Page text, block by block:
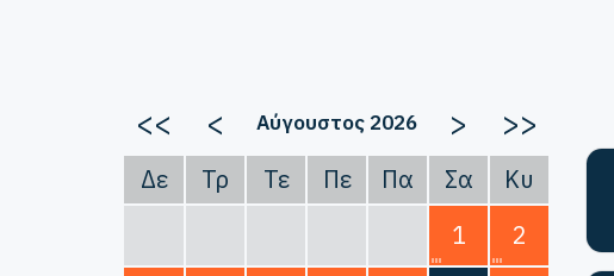
<< < Αύγουστος 2026 > >>
Δε Τρ Τε Πε Πα Σα
Κυ
1
2